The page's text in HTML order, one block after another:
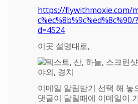
https://flywithmoxie.com/
d=4524
이곳 설명대로,
이메일 알림받기 선택 해 놓
댓글이 달릴때에 이메일이